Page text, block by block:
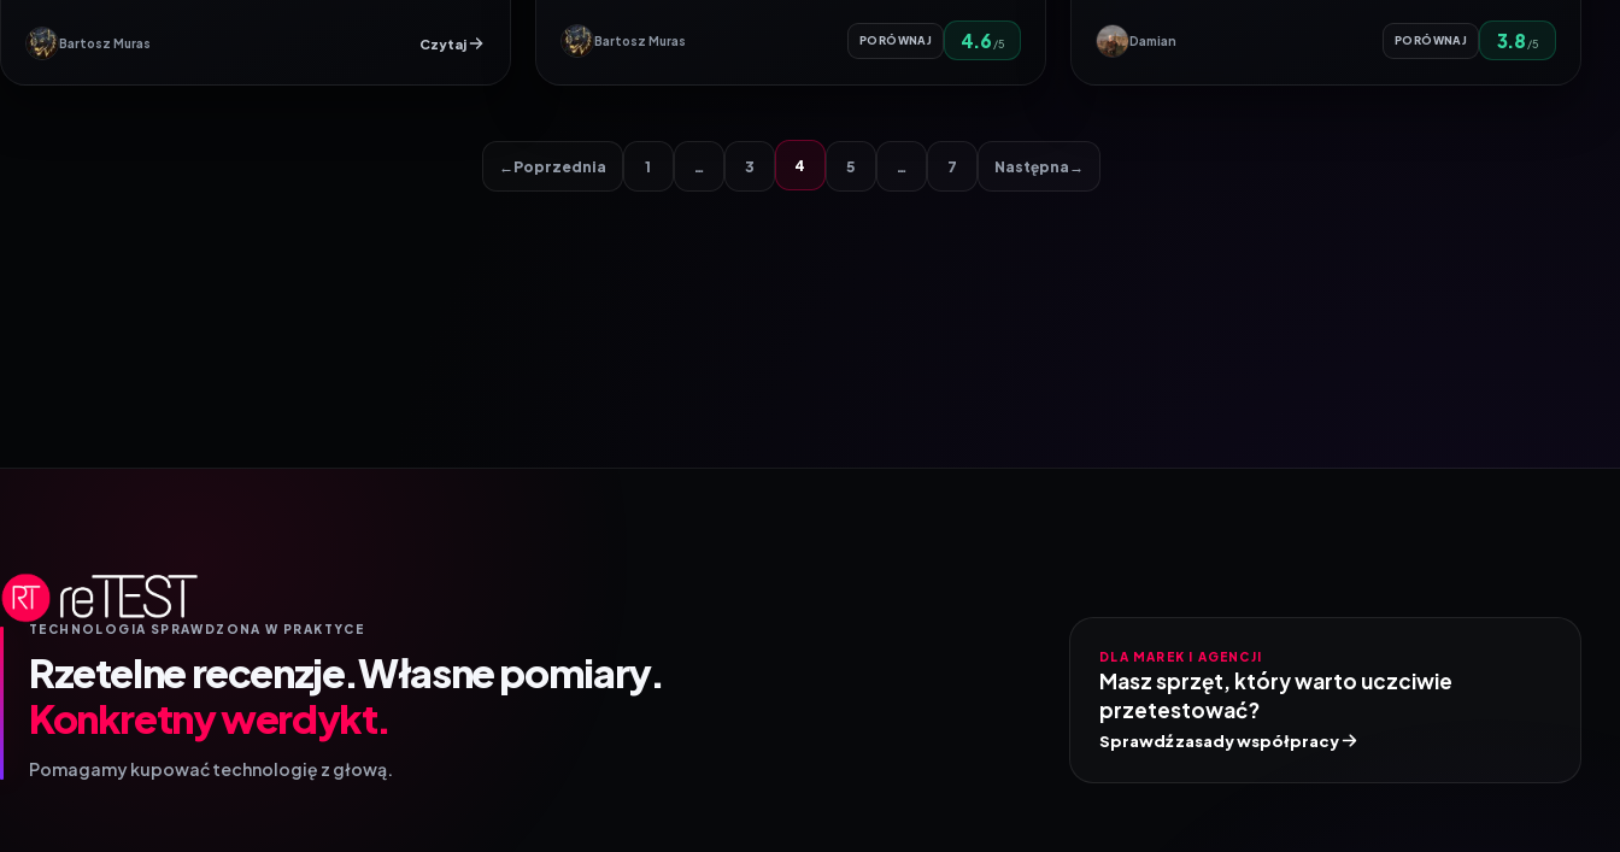
Bartosz Muras Czytaj Bartosz Muras PORÓWNAJ 4.6 /5 Damian PORÓWNAJ 3.8 /5
← Poprzednia 1 … 3 4 5 … 7 Następna →
TECHNOLOGIA SPRAWDZONA W PRAKTYCE
Rzetelne recenzje.Własne pomiary.
Konkretny werdykt.
Pomagamy kupować technologię z głową.
DLA MAREK I AGENCJI
Masz sprzęt, który warto uczciwie
przetestować?
Sprawdź zasady współpracy